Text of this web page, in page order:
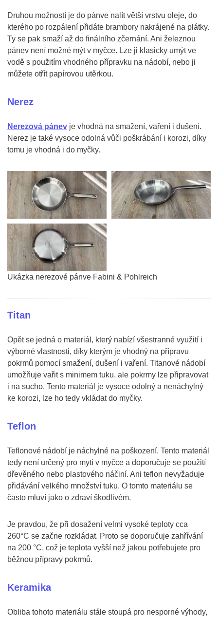
Druhou možností je do pánve nalít větší vrstvu oleje, do
kterého po rozpálení přidáte brambory nakrájené na plátky.
Ty se pak smaží až do finálního zčernání. Ani železnou
pánev není možné mýt v myčce. Lze ji klasicky umýt ve
vodě s použitím vhodného přípravku na nádobí, nebo ji
můžete otřít papírovou utěrkou.
Nerez
Nerezová pánev je vhodná na smažení, vaření i dušení.
Nerez je také vysoce odolná vůči poškrábání i korozi, díky
tomu je vhodná i do myčky.
Ukázka nerezové pánve Fabini & Pohlreich
Titan
Opět se jedná o materiál, který nabízí všestranné využití i
výborné vlastnosti, díky kterým je vhodný na přípravu
pokrmů pomocí smažení, dušení i vaření. Titanové nádobí
umožňuje vařit s minimem tuku, ale pokrmy lze připravovat
i na sucho. Tento materiál je vysoce odolný a nenáchylný
ke korozi, lze ho tedy vkládat do myčky.
Teflon
Teflonové nádobí je náchylné na poškození. Tento materiál
tedy není určený pro mytí v myčce a doporučuje se použití
dřevěného nebo plastového náčiní. Ani teflon nevyžaduje
přidávání velkého množství tuku. O tomto materiálu se
často mluví jako o zdraví škodlivém.
Je pravdou, že při dosažení velmi vysoké teploty cca
260°C se začne rozkládat. Proto se doporučuje zahřívání
na 200 °C, což je teplota vyšší než jakou potřebujete pro
běžnou přípravy pokrmů.
Keramika
Obliba tohoto materiálu stále stoupá pro nesporné výhody,